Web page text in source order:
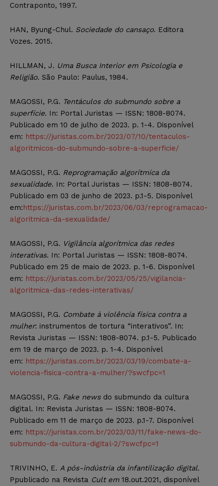
Contraponto, 1997.
HAN, Byung-Chul. Sociedade do cansaço. Editora
Vozes. 2015.
HILLMAN, J. Uma Busca Interior em Psicologia e
Religião. São Paulo: Paulus, 1984.
MAGOSSI, P.G. Tentáculos do submundo sobre a
superfície. In: Portal Juristas — ISSN: 1808-8074.
Publicado em 10 de julho de 2023. p. 1-4. Disponível
em: https://juristas.com.br/2023/07/10/tentaculos-
algoritmicos-do-submundo-sobre-a-superficie/
MAGOSSI, P.G. Reprogramação algorítmica da
sexualidade. In: Portal Juristas — ISSN: 1808-8074.
Publicado em 03 de junho de 2023. p.1-5. Disponível
em:https://juristas.com.br/2023/06/03/reprogramacao-
algoritmica-da-sexualidade/
MAGOSSI, P.G. Vigilância algorítmica das redes
interativas. In: Portal Juristas — ISSN: 1808-8074.
Publicado em 25 de maio de 2023. p. 1-6. Disponível
em: https://juristas.com.br/2023/05/25/vigilancia-
algoritmica-das-redes-interativas/
MAGOSSI, P.G. Combate à violência física contra a
mulher: instrumentos de tortura “interativos”. In:
Revista Juristas — ISSN: 1808-8074. p.1-5. Publicado
em 19 de março de 2023. p. 1-4. Disponível
em: https://juristas.com.br/2023/03/19/combate-a-
violencia-fisica-contra-a-mulher/?swcfpc=1
MAGOSSI, P.G. Fake newsdo submundo da cultura
digital. In: Revista Juristas — ISSN: 1808-8074.
Publicado em 11 de março de 2023. p.1-7. Disponível
em: https://juristas.com.br/2023/03/11/fake-news-do-
submundo-da-cultura-digital-2/?swcfpc=1
TRIVINHO, E. A pós-indústria da infantilização digital.
Ppublicado na Revista Cult em18.out.2021, disponível